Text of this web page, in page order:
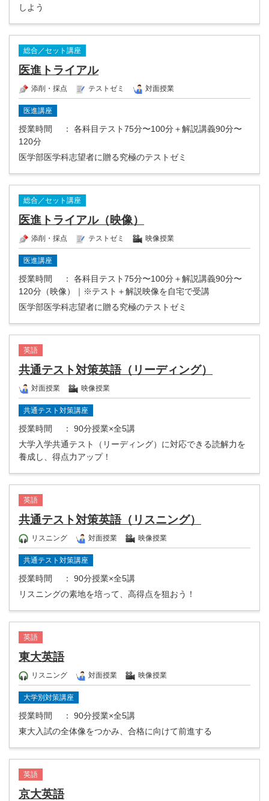
しよう
総合／セット講座
医進トライアル
添削・採点 テストゼミ 対面授業
医進講座
授業時間
： 各科目テスト75分〜100分＋解説講義90分〜
120分
医学部医学科志望者に贈る究極のテストゼミ
総合／セット講座
医進トライアル（映像）
添削・採点 テストゼミ 映像授業
医進講座
授業時間
： 各科目テスト75分〜100分＋解説講義90分〜
120分（映像）｜※テスト＋解説映像を自宅で受講
医学部医学科志望者に贈る究極のテストゼミ
英語
共通テスト対策英語（リーディング）
対面授業 映像授業
共通テスト対策講座
授業時間
： 90分授業×全5講
大学入学共通テスト（リーディング）に対応できる読解力を
養成し、得点力アップ！
英語
共通テスト対策英語（リスニング）
リスニング 対面授業 映像授業
共通テスト対策講座
授業時間
： 90分授業×全5講
リスニングの素地を培って、高得点を狙おう！
英語
東大英語
リスニング 対面授業 映像授業
大学別対策講座
授業時間
： 90分授業×全5講
東大入試の全体像をつかみ、合格に向けて前進する
英語
京大英語